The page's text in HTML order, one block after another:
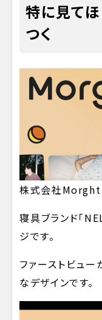
特に見て
つく
株式会社Morght
寝具ブランド「
ジです。
ファーストビュ
なデザインです。